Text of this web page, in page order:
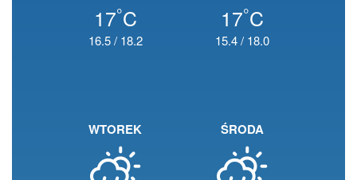
17°C
16.5/ 18.2
17°C
15.4/ 18.0
WTOREK ŚRODA